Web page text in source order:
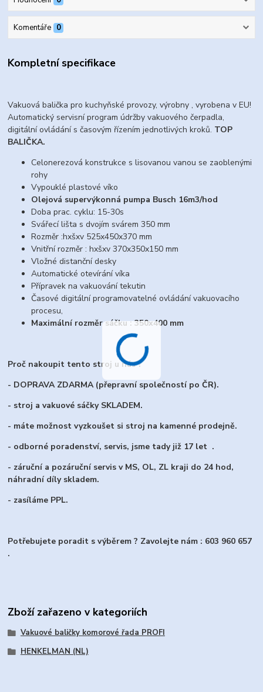
Komentáře 0
Kompletní specifikace
Vakuová balička pro kuchyňské provozy, výrobny , vyrobena v EU!
Automatický servisní program údržby vakuového čerpadla,
digitální ovládání s časovým řízením jednotlivých kroků. TOP
BALIČKA.
Celonerezová konstrukce s lisovanou vanou se zaoblenými
rohy
Vypouklé plastové víko
Olejová supervýkonná pumpa Busch 16m3/hod
Doba prac. cyklu: 15-30s
Svářecí lišta s dvojím svárem 350 mm
Rozměr :hxšxv 525x450x370 mm
Vnitřní rozměr : hxšxv 370x350x150 mm
Vložné distanční desky
Automatické otevírání víka
Přípravek na vakuování tekutin
Časové digitální programovatelné ovládání vakuovacího
procesu,
Maximální rozměr sáčku : 350x400 mm
Proč nakoupit tento stroj u nás ?
- DOPRAVA ZDARMA (přepravní společností po ČR).
- stroj a vakuové sáčky SKLADEM.
- máte možnost vyzkoušet si stroj na kamenné prodejně.
- odborné poradenství, servis, jsme tady již 17 let .
- záruční a pozáruční servis v MS, OL, ZL kraji do 24 hod,
náhradní díly skladem.
- zasíláme PPL.
Potřebujete poradit s výběrem ? Zavolejte nám : 603 960 657
.
Zboží zařazeno v kategoriích
Vakuové baličky komorové řada PROFI
HENKELMAN (NL)